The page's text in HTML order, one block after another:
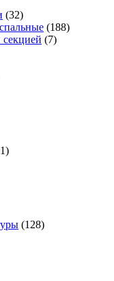
(32)
(188)
(7)
(128)